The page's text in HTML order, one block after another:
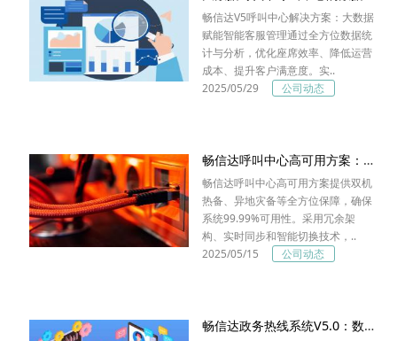
畅信达V5呼叫中心解决方案：大数据
赋能智能客服管理通过全方位数据统
计与分析，优化座席效率、降低运营
成本、提升客户满意度。实..
2025/05/29
公司动态
畅信达呼叫中心高可用方案：全方位保障客服业务持续稳定
畅信达呼叫中心高可用方案提供双机
热备、异地灾备等全方位保障，确保
系统99.99%可用性。采用冗余架
构、实时同步和智能切换技术，..
2025/05/15
公司动态
畅信达政务热线系统V5.0：数据驱动政务服务升级